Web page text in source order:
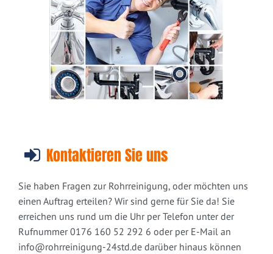
Kontaktieren Sie uns
Sie haben Fragen zur Rohrreinigung, oder möchten uns
einen Auftrag erteilen? Wir sind gerne für Sie da! Sie
erreichen uns rund um die Uhr per Telefon unter der
Rufnummer 0176 160 52 292 6 oder per E-Mail an
info@rohrreinigung-24std.de darüber hinaus können